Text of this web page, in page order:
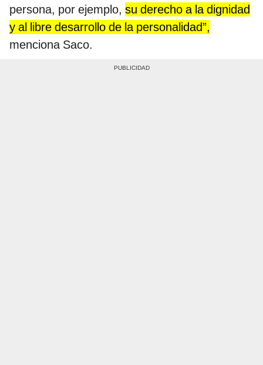
persona, por ejemplo, su derecho a la dignidad
y al libre desarrollo de la personalidad”,
menciona Saco.